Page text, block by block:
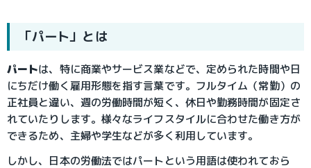
「パート」とは
パートは、特に商業やサービス業などで、定められた時間や日
にちだけ働く雇用形態を指す言葉です。フルタイム（常勤）の
正社員と違い、週の労働時間が短く、休日や勤務時間が固定さ
れていたりします。様々なライフスタイルに合わせた働き方が
できるため、主婦や学生などが多く利用しています。
しかし、日本の労働法ではパートという用語は使われておら